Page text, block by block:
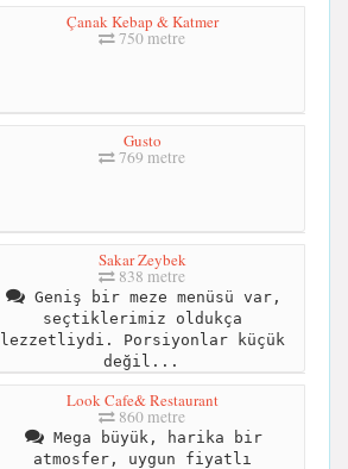
Çanak Kebap & Katmer
750 metre
Gusto
769 metre
Sakar Zeybek
838 metre
Geniş bir meze menüsü var,
seçtiklerimiz oldukça
lezzetliydi. Porsiyonlar küçük
değil...
Look Cafe& Restaurant
860 metre
Mega büyük, harika bir
atmosfer, uygun fiyatlı